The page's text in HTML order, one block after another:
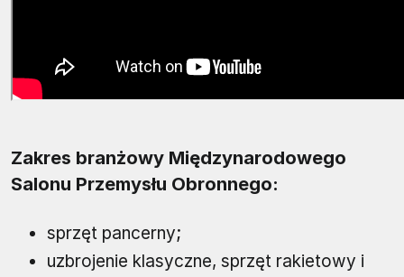
Zakres branżowy Międzynarodowego
Salonu Przemysłu Obronnego:
sprzęt pancerny;
uzbrojenie klasyczne, sprzęt rakietowy i